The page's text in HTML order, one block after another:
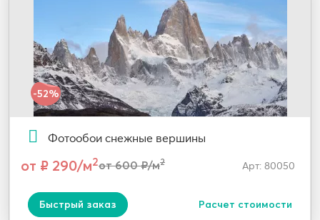
-52%
Фотообои снежные вершины
от ₽ 290/м2от 600 ₽/м2 Арт: 80050
Быстрый заказ Расчет стоимости